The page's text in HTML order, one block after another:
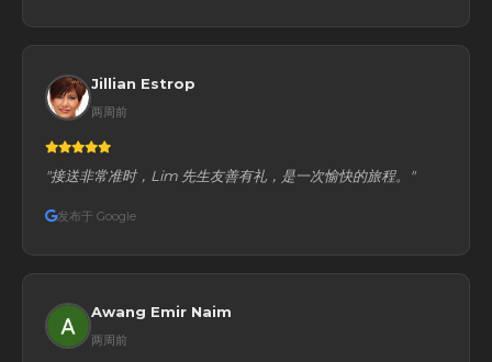
Jillian Estrop
两周前
"接送非常准时，Lim 先生友善有礼，是一次愉快的旅程。"
发布于 Google
Awang Emir Naim
两周前